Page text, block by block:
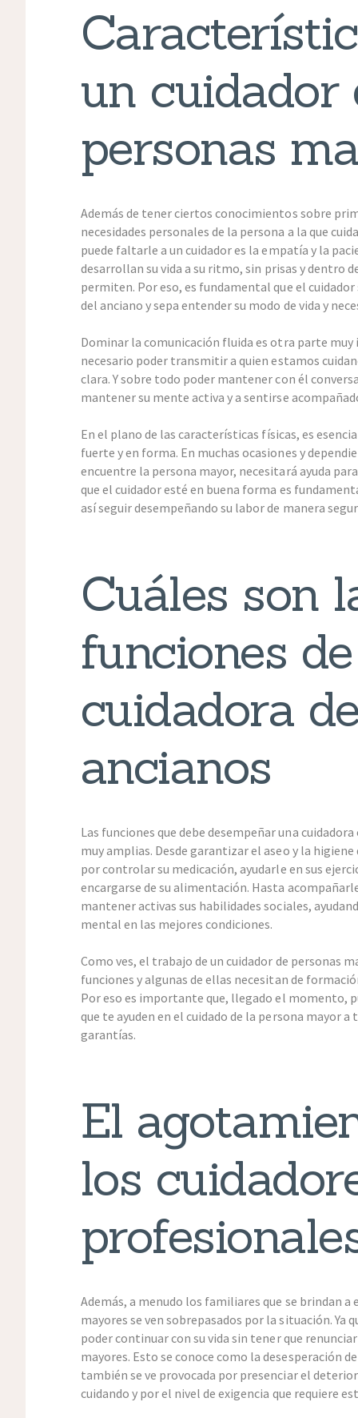
un cuidador
personas
Además de tener ciertos conocimientos sobre
necesidades personales de la persona a la que
puede faltarle a un cuidador es la empatía y la
desarrollan su vida a su ritmo, sin prisas y dentro
permiten. Por eso, es fundamental que el
del anciano y sepa entender su modo de vida y
Dominar la comunicación fluida es otra parte muy
necesario poder transmitir a quien estamos
clara. Y sobre todo poder mantener con él
mantener su mente activa y a sentirse
En el plano de las características físicas, es
fuerte y en forma. En muchas ocasiones y
encuentre la persona mayor, necesitará ayuda
que el cuidador esté en buena forma es
así seguir desempeñando su labor de manera
Cuáles son
funciones
cuidadora
ancianos
Las funciones que debe desempeñar una
muy amplias. Desde garantizar el aseo y la
por controlar su medicación, ayudarle en sus
encargarse de su alimentación. Hasta
mantener activas sus habilidades sociales,
mental en las mejores condiciones.
Como ves, el trabajo de un cuidador de personas
funciones y algunas de ellas necesitan de
Por eso es importante que, llegado el momento,
que te ayuden en el cuidado de la persona mayor
garantías.
El
los
Además, a menudo los familiares que se brindan a
mayores se ven sobrepasados por la situación. Ya
poder continuar con su vida sin tener que
mayores. Esto se conoce como la desesperación
también se ve provocada por presenciar el
cuidando y por el nivel de exigencia que requiere